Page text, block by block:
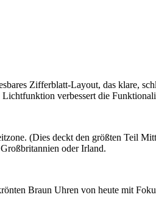
Zifferblatt-Layout, das klare,
verbessert die
(Dies deckt den größten Teil
oder Irland.
Braun Uhren von heute mit